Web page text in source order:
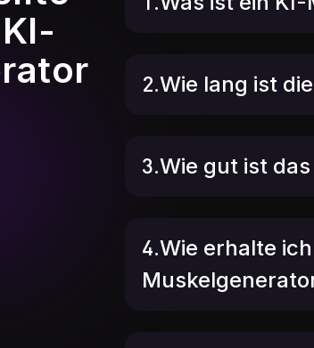
2.Wie lang ist
3.Wie gut ist
4.Wie erhalte